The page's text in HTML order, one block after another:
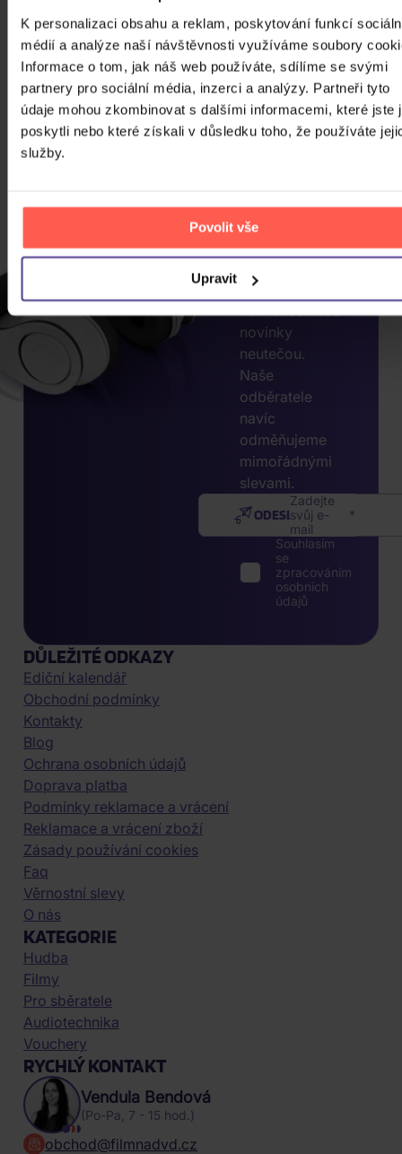
K personalizaci obsahu a reklam, poskytování funkcí
médií a analýze naší návštěvnosti využíváme soubory
Informace o tom, jak náš web používáte, sdílíme se svými
partnery pro sociální média, inzerci a analýzy. Partneři tyto
údaje mohou zkombinovat s dalšími informacemi, které jste
poskytli nebo které získali v důsledku toho, že používáte
služby.
Povolit vše
Upravit
CHCETE
JEŠTĚ
VÍCE
E-MAIL.
Přihlaste se k
newsletteru, ať
vám akce nebo
novinky
neutečou.
Naše
odběratele
navíc
odměňujeme
mimořádnými
slevami.
Zadejte
svůj e-
mail
ODESLAT
Souhlasím
se
zpracováním
osobních
údajů
DŮLEŽITÉ ODKAZY
Ediční kalendář
Obchodní podmínky
Kontakty
Blog
Ochrana osobních údajů
Doprava platba
Podmínky reklamace a vrácení
Reklamace a vrácení zboží
Zásady používání cookies
Faq
Věrnostní slevy
O nás
KATEGORIE
Hudba
Filmy
Pro sběratele
Audiotechnika
Vouchery
RYCHLÝ KONTAKT
Vendula Bendová
(Po-Pa, 7 - 15 hod.)
obchod@filmnadvd.cz